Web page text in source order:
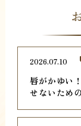
唇がかゆい
せないため
2026.07.10